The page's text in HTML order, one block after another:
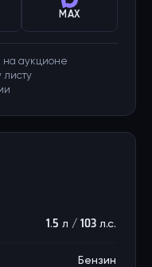
MAX
на аукционе
листу
1.5 л / 103 л.с.
Бензин